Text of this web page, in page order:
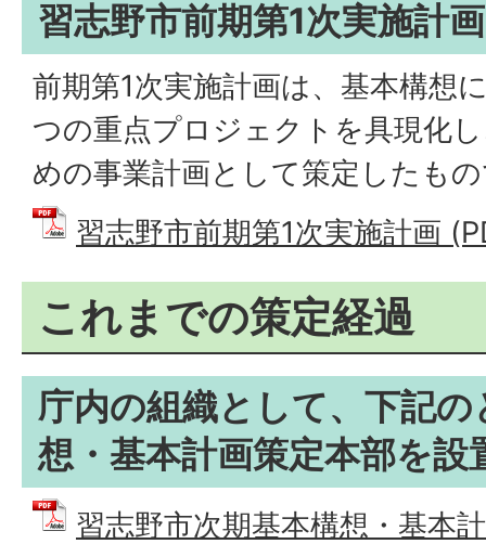
習志野市前期第1次実施計
前期第1次実施計画は、基本構想
つの重点プロジェクトを具現化
めの事業計画として策定したも
習志野市前期第1次実施計画
これまでの策定経過
庁内の組織として、下記
想・基本計画策定本部を
習志野市次期基本構想・基本